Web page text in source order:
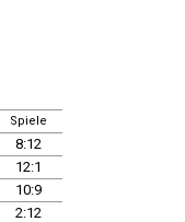
Spiele
8:12
12:1
10:9
2:12